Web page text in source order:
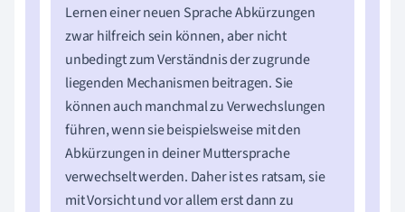
Lernen einer neuen Sprache Abkürzungen
zwar hilfreich sein können, aber nicht
unbedingt zum Verständnis der zugrunde
liegenden Mechanismen beitragen. Sie
können auch manchmal zu Verwechslungen
führen, wenn sie beispielsweise mit den
Abkürzungen in deiner Muttersprache
verwechselt werden. Daher ist es ratsam, sie
mit Vorsicht und vor allem erst dann zu